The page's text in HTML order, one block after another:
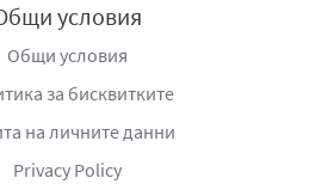
условия
Общи условия
за бисквитките
на личните данни
Privacy Policy